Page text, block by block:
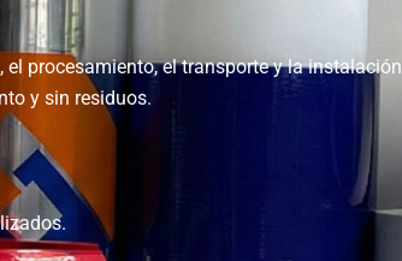
procesamiento, el transporte y la instalación
y sin residuos.